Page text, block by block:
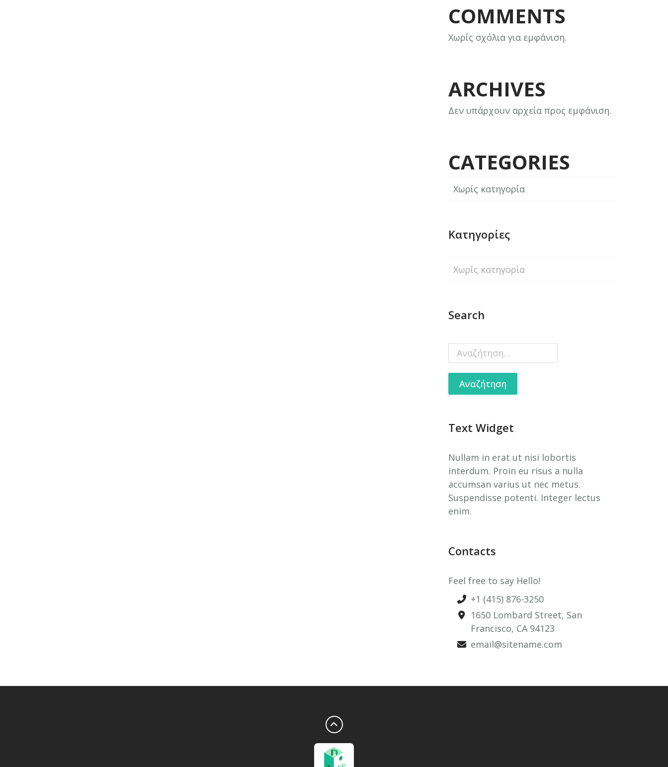
COMMENTS
Χωρίς σχόλια για εμφάνιση.
ARCHIVES
Δεν υπάρχουν αρχεία προς εμφάνιση.
CATEGORIES
Χωρίς κατηγορία
Kατηγορίες
Χωρίς κατηγορία
Search
Text Widget
Nullam in erat ut nisi lobortis
interdum. Proin eu risus a nulla
accumsan varius ut nec metus.
Suspendisse potenti. Integer lectus
enim.
Contacts
Feel free to say Hello!
+1 (415) 876-3250
1650 Lombard Street, San
Francisco, CA 94123
email@sitename.com